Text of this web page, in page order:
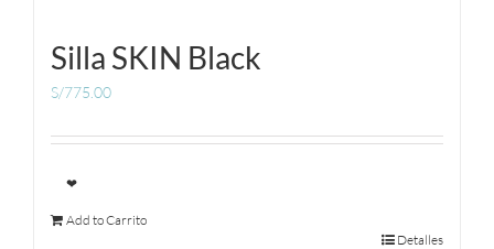
Silla SKIN Black
S/775.00
❤
Add to Carrito
Detalles